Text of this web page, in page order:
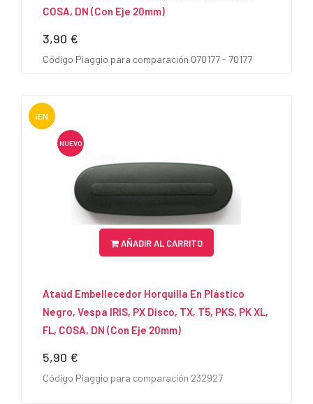
COSA, DN (con Eje 20mm)
Precio
3,90 €
Código Piaggio para comparación 070177 - 70177
¡EN
OFERTA!NUEVO
AÑADIR AL CARRITO
Ataúd Embellecedor Horquilla En Plástico
Negro, Vespa IRIS, PX Disco, TX, T5, PKS, PK XL,
FL, COSA, DN (con Eje 20mm)
Precio
5,90 €
Código Piaggio para comparación 232927